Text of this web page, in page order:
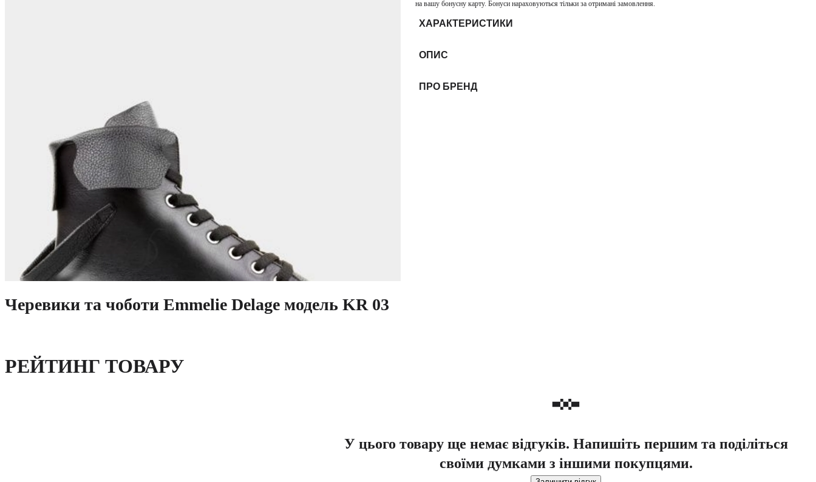
на вашу бонусну карту. Бонуси нараховуються тільки за отримані замовлення.
ХАРАКТЕРИСТИКИ
ОПИС
ПРО БРЕНД
Черевики та чоботи Emmelie Delage модель KR 03
РЕЙТИНГ ТОВАРУ
У цього товару ще немає відгуків. Напишіть першим та поділіться
своїми думками з іншими покупцями.